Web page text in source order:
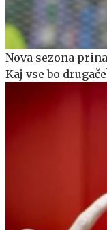
Nova sezona
Kaj vse bo